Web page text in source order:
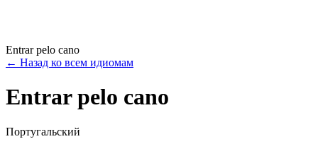
Entrar pelo cano
← Назад ко всем идиомам
Entrar pelo cano
Португальский